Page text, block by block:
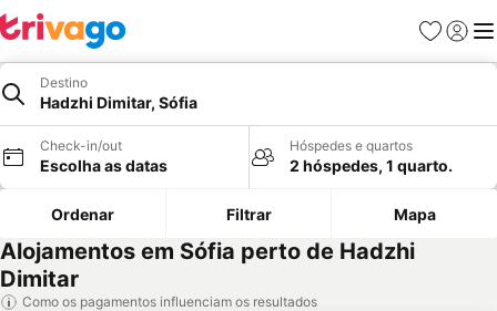
Favoritos
Iniciar
Destino
Hadzhi Dimitar, Sófia
Check-in/out
Escolha as datas
Hóspedes e quartos
2 hóspedes, 1 quarto.
Ordenar Filtrar Mapa
Alojamentos em Sófia perto de Hadzhi
Dimitar
Como os pagamentos influenciam os resultados